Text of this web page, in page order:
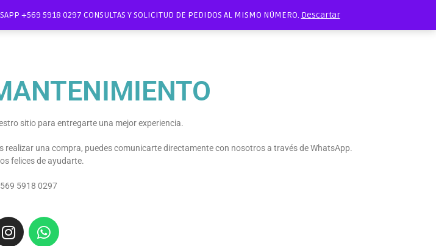
+569 5918 0297 CONSULTAS Y SOLICITUD DE PEDIDOS AL MISMO NÚMERO. Descartar
sitio para entregarte una mejor experiencia.
una compra, puedes comunicarte directamente con nosotros a través de WhatsApp.
felices de ayudarte.
5918 0297